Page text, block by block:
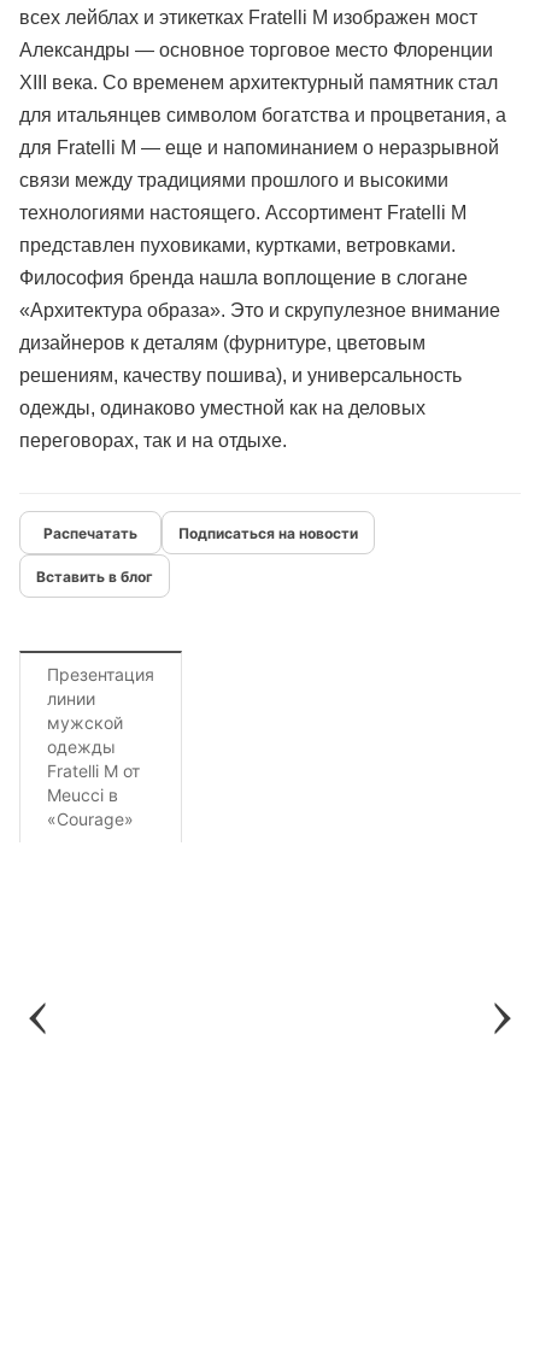
всех лейблах и этикетках Fratelli M изображен мост
Александры — основное торговое место Флоренции
XIII века. Со временем архитектурный памятник стал
для итальянцев символом богатства и процветания, а
для Fratelli M — еще и напоминанием о неразрывной
связи между традициями прошлого и высокими
технологиями настоящего. Ассортимент Fratelli M
представлен пуховиками, куртками, ветровками.
Философия бренда нашла воплощение в слогане
«Архитектура образа». Это и скрупулезное внимание
дизайнеров к деталям (фурнитуре, цветовым
решениям, качеству пошива), и универсальность
одежды, одинаково уместной как на деловых
переговорах, так и на отдыхе.
Подписаться на новости
Вставить в блог
Презентация
линии
мужской
одежды
Fratelli M от
Meucci в
«Courage»